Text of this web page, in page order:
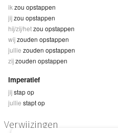
ik zou opstappen
jijzou opstappen
hij/zij/hetzou opstappen
wijzouden opstappen
jullie zouden opstappen
zijzouden opstappen
Imperatief
jijstap op
jullie stapt op
Verwijzingen